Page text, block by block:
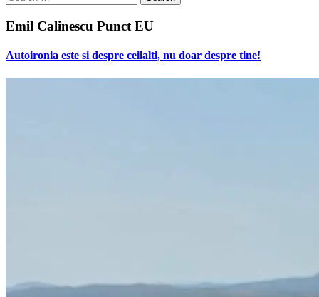
for:
Emil Calinescu Punct EU
Autoironia este si despre ceilalti, nu doar despre tine!